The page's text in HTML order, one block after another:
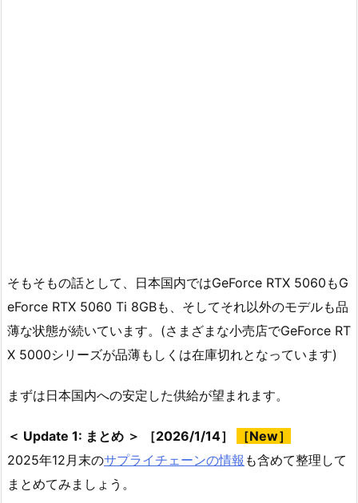
そもそもの話として、日本国内ではGeForce RTX 5060もG
eForce RTX 5060 Ti 8GBも、そしてそれ以外のモデルも品
薄な状態が続いています。(さまざまな小売店でGeForce RT
X 5000シリーズが品薄もしくは在庫切れとなっています)
まずは日本国内への安定した供給が望まれます。
＜ Update 1: まとめ ＞ ［2026/1/14］
［New］
2025年12月末のサプライチェーンの情報 も含めて整理して
まとめてみましょう。